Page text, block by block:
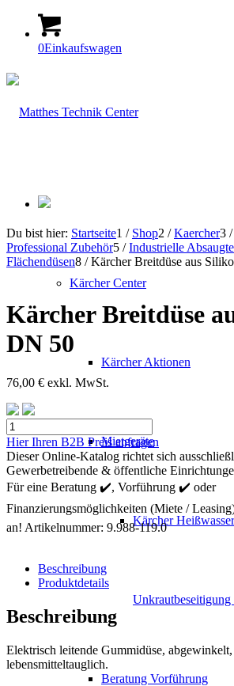
0Einkaufswagen
Kärcher Center
Kärcher Aktionen
Mietgeräte
Kärcher
Beratung Vorführung
Du bist hier: Startseite1 / Shop2 / Kaercher3 /
Professional Zubehör5 / Industrielle
Flächendüsen8 / Kärcher Breitdüse aus
Kärcher Breitdüse
DN 50
76,00 € exkl. MwSt.
Kärcher
Breitdüse
aus
Silikon
DN
50
Menge
Hier Ihren B2B Preis anfragen
Dieser Online-Katalog richtet sich
Gewerbetreibende & öffentliche
Für eine Beratung ✔️, Vorführung ✔️ oder
Finanzierungsmöglichkeiten (Miete /
an! Artikelnummer: 9.988-119.0
Beschreibung
Produktdetails
Beschreibung
Elektrisch leitende Gummidüse,
lebensmitteltauglich.